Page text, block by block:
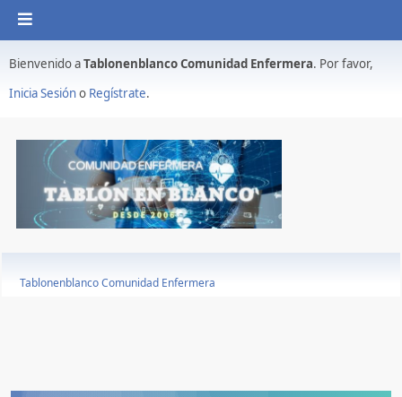
Bienvenido aTablonenblanco Comunidad Enfermera. Por favor,
Inicia Sesióno Regístrate.
Tablonenblanco Comunidad Enfermera